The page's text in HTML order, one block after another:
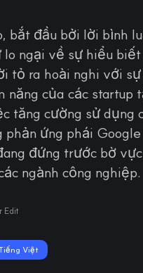
bắt đầu bởi lời bình
lo ngại về sự hiểu
tỏ ra hoài nghi với
của các startup
tăng cường sử dụng
ứng phái Google
đứng trước bờ
ngành công nghiệp.
Edit
Việt